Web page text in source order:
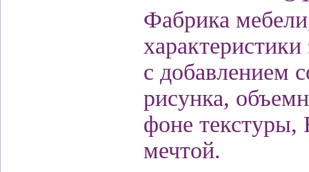
Фабрика
с добавлением
рисунка,
фоне текстуры,
мечтой.